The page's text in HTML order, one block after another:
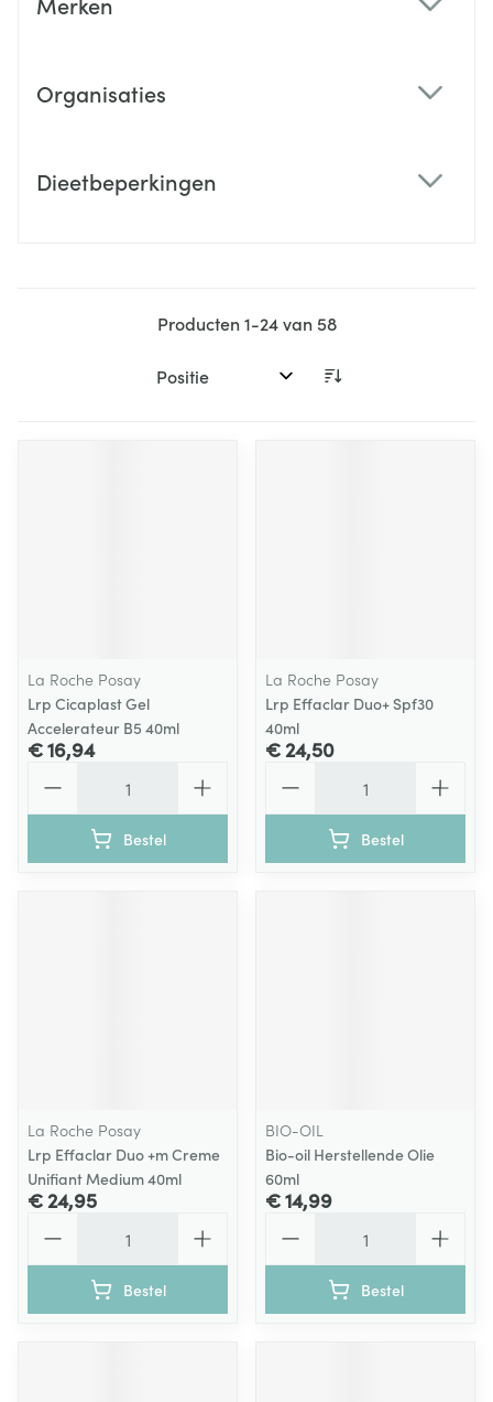
Organisaties
Dieetbeperkingen
Producten1-24van58
Sorteer op:
La Roche Posay
Lrp Cicaplast Gel
Accelerateur B5 40ml
€ 16,94
Bestel
La Roche Posay
Lrp Effaclar Duo+ Spf30
40ml
€ 24,50
Bestel
La Roche Posay
Lrp Effaclar Duo +m Creme
Unifiant Medium 40ml
€ 24,95
Bestel
BIO-OIL
Bio-oil Herstellende Olie
60ml
€ 14,99
Bestel